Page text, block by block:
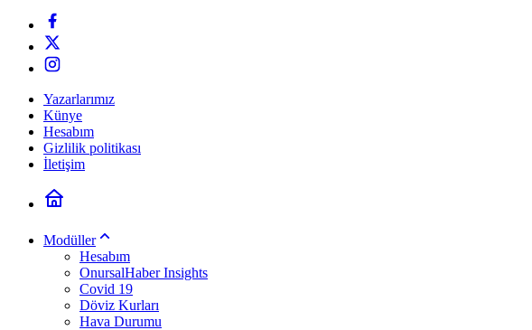
Yazarlarımız
Künye
Hesabım
Gizlilik politikası
İletişim
Modüller
Hesabım
OnursalHaber Insights
Covid 19
Döviz Kurları
Hava Durumu